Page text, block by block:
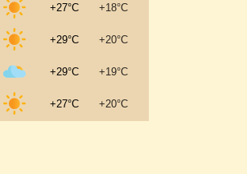
+27°C +18°C
+29°C +20°C
+29°C +19°C
+27°C +20°C